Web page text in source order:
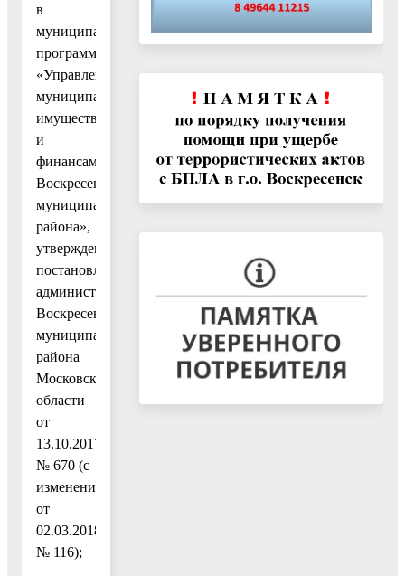
в
муниципальную
программу
«Управление
муниципальным
имуществом
и
финансами
Воскресенского
муниципального
района»,
утвержденную
постановлением
администрации
Воскресенского
муниципального
района
Московской
области
от
13.10.2017
№ 670 (с
изменениями
от
02.03.2018
№ 116);